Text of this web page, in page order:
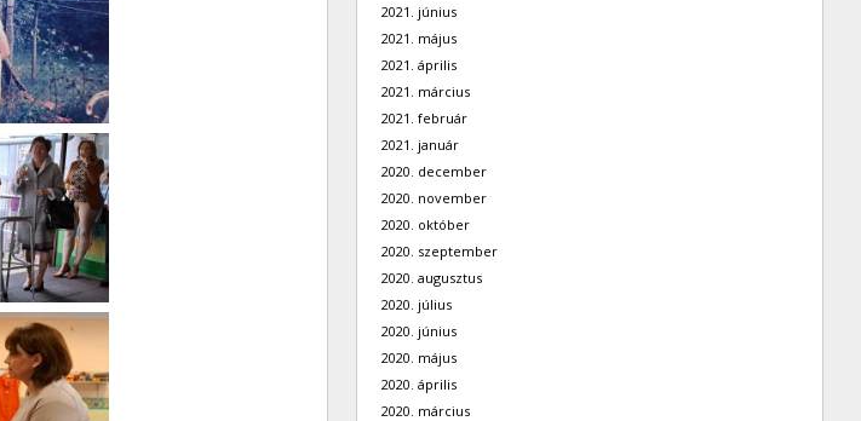
2021. június
2021. május
2021. április
2021. március
2021. február
2021. január
2020. december
2020. november
2020. október
2020. szeptember
2020. augusztus
2020. július
2020. június
2020. május
2020. április
2020. március